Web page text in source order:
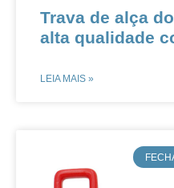
​​​​Trava de alça
alta qualidade
LEIA MAIS »